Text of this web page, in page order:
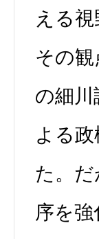
える
その
の細
よる
た。
序を